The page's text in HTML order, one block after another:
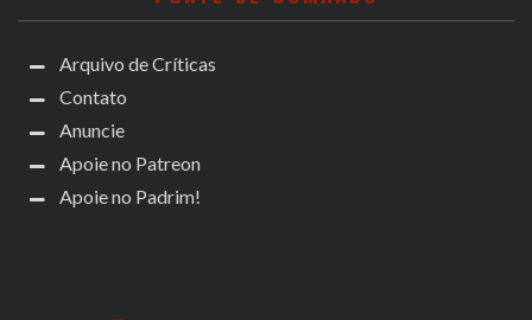
Arquivo de Críticas
Contato
Anuncie
Apoie no Patreon
Apoie no Padrim!